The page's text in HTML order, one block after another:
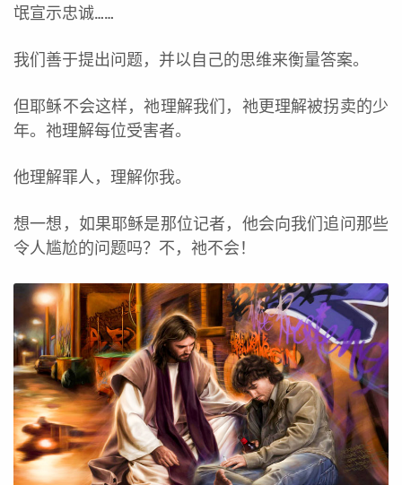
氓宣示忠诚……
我们善于提出问题，并以自己的思维来衡量答案。
但耶稣不会这样，祂理解我们，祂更理解被拐卖的少
年。祂理解每位受害者。
他理解罪人，理解你我。
想一想，如果耶稣是那位记者，他会向我们追问那些
令人尴尬的问题吗？不，祂不会！